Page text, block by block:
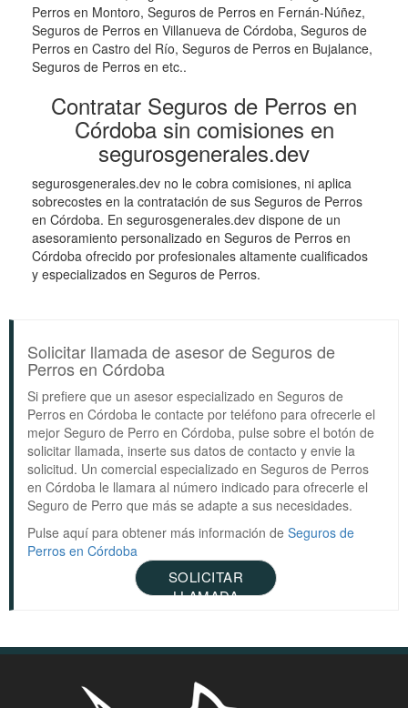
Perros en Montoro, Seguros de Perros en Fernán-Núñez,
Seguros de Perros en Villanueva de Córdoba, Seguros de
Perros en Castro del Río, Seguros de Perros en Bujalance,
Seguros de Perros en etc..
Contratar Seguros de Perros en
Córdoba sin comisiones en
segurosgenerales.dev
segurosgenerales.dev no le cobra comisiones, ni aplica
sobrecostes en la contratación de sus Seguros de Perros
en Córdoba. En segurosgenerales.dev dispone de un
asesoramiento personalizado en Seguros de Perros en
Córdoba ofrecido por profesionales altamente cualificados
y especializados en Seguros de Perros.
Solicitar llamada de asesor de Seguros de
Perros en Córdoba
Si prefiere que un asesor especializado en Seguros de
Perros en Córdoba le contacte por teléfono para ofrecerle el
mejor Seguro de Perro en Córdoba, pulse sobre el botón de
solicitar llamada, inserte sus datos de contacto y envie la
solicitud. Un comercial especializado en Seguros de Perros
en Córdoba le llamara al número indicado para ofrecerle el
Seguro de Perro que más se adapte a sus necesidades.
Pulse aquí para obtener más información de Seguros de
Perros en Córdoba
SOLICITAR
LLAMADA